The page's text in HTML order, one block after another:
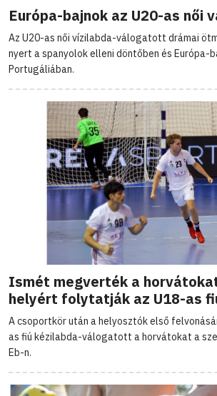
Európa-bajnok az U20-as női
Az U20-as női vízilabda-válogatott drámai
nyert a spanyolok elleni döntőben és Európa-
Portugáliában.
Ismét megverték a
helyért folytatják az U18-as
A csoportkör után a helyosztók első
as fiú kézilabda-válogatott a horvátokat a
Eb-n.